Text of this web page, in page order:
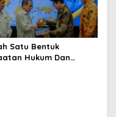
Satu Bentuk
Hukum Dan